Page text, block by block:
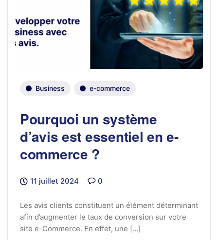
Business e-commerce
Pourquoi un système
d’avis est essentiel en e-
commerce ?
11 juillet 2024 0
Les avis clients constituent un élément déterminant
afin d’augmenter le taux de conversion sur votre
site e-Commerce. En effet, une […]